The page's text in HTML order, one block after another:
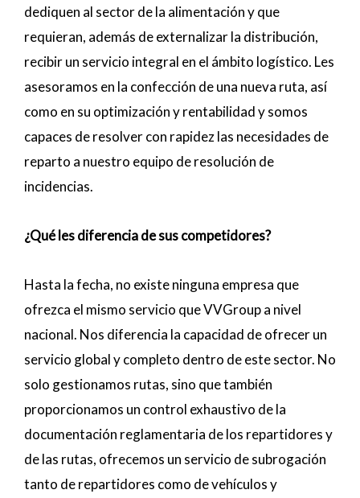
dediquen al sector de la alimentación y que
requieran, además de externalizar la distribución,
recibir un servicio integral en el ámbito logístico. Les
asesoramos en la confección de una nueva ruta, así
como en su optimización y rentabilidad y somos
capaces de resolver con rapidez las necesidades de
reparto a nuestro equipo de resolución de
incidencias.
¿Qué les diferencia de sus competidores?
Hasta la fecha, no existe ninguna empresa que
ofrezca el mismo servicio que VVGroup a nivel
nacional. Nos diferencia la capacidad de ofrecer un
servicio global y completo dentro de este sector. No
solo gestionamos rutas, sino que también
proporcionamos un control exhaustivo de la
documentación reglamentaria de los repartidores y
de las rutas, ofrecemos un servicio de subrogación
tanto de repartidores como de vehículos y